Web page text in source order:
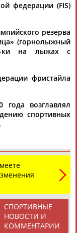
федерации (FIS)
резерва
(горнолыжный
ки на лыжах с
фристайла
возглавлял
спортивных
СПОРТИВНЫЕ
НОВОСТИ И
КОММЕНТАРИИ